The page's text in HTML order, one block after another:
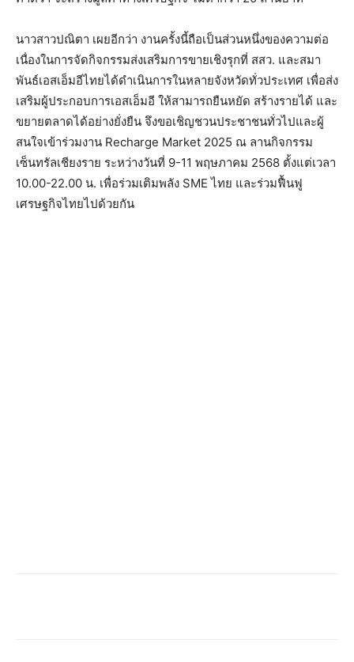
นาวสาวปณิตา เผยอีกว่า งานครั้งนี้ถือเป็นส่วนหนึ่งของความต่อ
เนื่องในการจัดกิจกรรมส่งเสริมการขายเชิงรุกที่ สสว. และสมา
พันธ์เอสเอ็มอีไทยได้ดำเนินการในหลายจังหวัดทั่วประเทศ เพื่อส่ง
เสริมผู้ประกอบการเอสเอ็มอี ให้สามารถยืนหยัด สร้างรายได้ และ
ขยายตลาดได้อย่างยั่งยืน จึงขอเชิญชวนประชาชนทั่วไปและผู้
สนใจเข้าร่วมงาน Recharge Market 2025 ณ ลานกิจกรรม
เซ็นทรัลเชียงราย ระหว่างวันที่ 9-11 พฤษภาคม 2568 ตั้งแต่เวลา
10.00-22.00 น. เพื่อร่วมเติมพลัง SME ไทย และร่วมฟื้นฟู
เศรษฐกิจไทยไปด้วยกัน